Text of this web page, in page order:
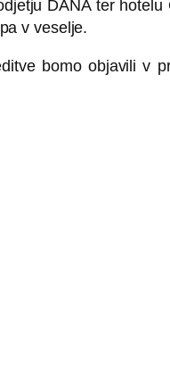
DANA ter
v veselje.
bomo objavili v